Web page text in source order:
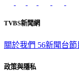
TVBS新聞網
關於我們 56新聞台節
政策與隱私